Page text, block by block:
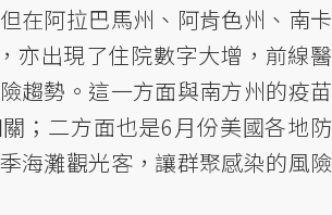
在阿拉巴馬州、阿肯色州、南卡
亦出現了住院數字大增，前線醫
趨勢。這一方面與南方州的疫苗
；二方面也是6月份美國各地防
海灘觀光客，讓群聚感染的風險